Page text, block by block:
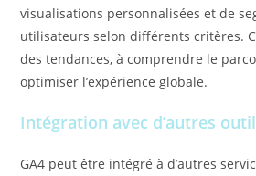
visualisations personnalisées et de
utilisateurs selon différents critères.
des tendances, à comprendre le
optimiser l’expérience globale.
Intégration avec d’autres
GA4 peut être intégré à d’autres